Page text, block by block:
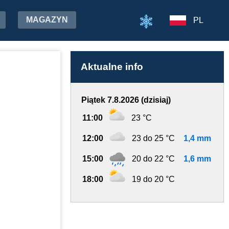
MAGAZYN PL
Aktualne info
Piątek 7.8.2026 (dzisiaj)
11:00 23 °C
12:00 23 do 25 °C 1,4 mm
15:00 20 do 22 °C 1,6 mm
18:00 19 do 20 °C